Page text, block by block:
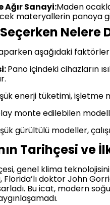
Ağır Sanayi:Maden
materyallerin panoya
Nelere
aşağıdaki
Pano içindeki cihazların
enerji tüketimi, işletme
monte edilebilen
gürültülü modeller,
Tarihçesi ve
genel klima
Florida’lı doktor John
Bu icat, modern